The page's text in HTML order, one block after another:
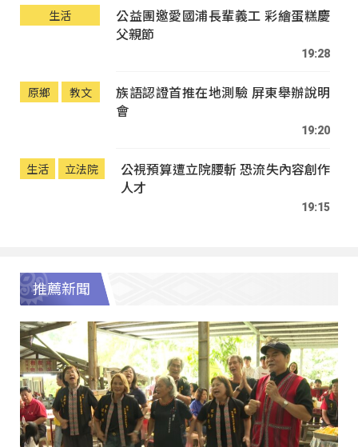
生活
公益團邀愛國浦長輩義工 彩繪蛋糕慶
父親節
19:28
原鄉 教文
族語認證首推在地測驗 屏東舉辦說明
會
19:20
生活 立法院
公視預算遭立院腰斬 恐流失內容創作
人才
19:15
推薦新聞